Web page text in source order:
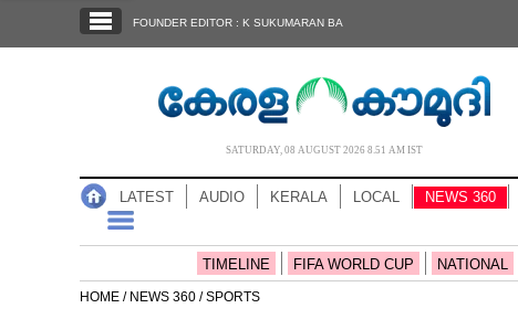
NOTIFIED NEWS
FOUNDER EDITOR : K SUKUMARAN BA
SATURDAY, 08 AUGUST 2026 8.51 AM IST
LATEST AUDIO KERALA LOCAL NEWS 360
TIMELINE FIFA WORLD CUP NATIONAL
HOME / NEWS 360 /SPORTS